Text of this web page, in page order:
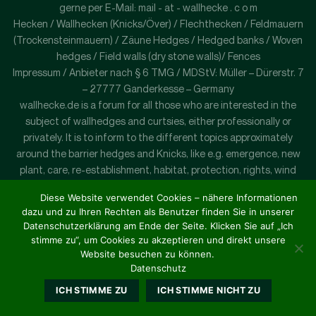
gerne per E-Mail: mail - at - wallhecke . c o m
Hecken / Wallhecken (Knicks/Över) / Flechthecken / Feldmauern
(Trockensteinmauern) / Zäune Hedges / Hedged banks / Woven
hedges / Field walls (dry stone walls)/ Fences
Impressum / Anbieter nach § 6 TMG / MDStV: Müller – Dürerstr. 7
– 27777 Ganderkesse – Germany
wallhecke.de is a forum for all those who are interested in the
subject of wallhedges and curtsies, either professionally or
privately. It is to inform to the different topics approximately
around the barrier hedges and Knicks, like e.g. emergence, new
plant, care, re-establishment, habitat, protection, rights, wind
us by e-mail: mail - at - wallhecke. c o m
Diese Website verwendet Cookies – nähere Informationen
dazu und zu Ihren Rechten als Benutzer finden Sie in unserer
Datenschutzerklärung am Ende der Seite. Klicken Sie auf „Ich
stimme zu“, um Cookies zu akzeptieren und direkt unsere
Website besuchen zu können.
Datenschutz
ICH STIMME ZU ICH STIMME NICHT ZU